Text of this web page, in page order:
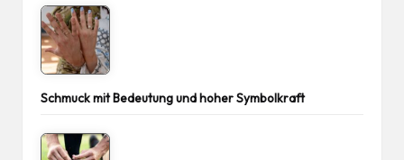
Schmuck mit Bedeutung und hoher Symbolkraft